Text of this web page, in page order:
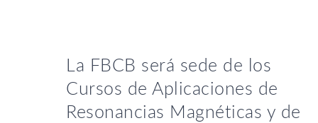
La FBCB será sede de los
Cursos de Aplicaciones de
Resonancias Magnéticas y de